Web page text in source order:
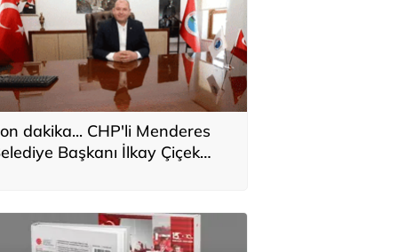
dakika... CHP'li Menderes
Başkanı İlkay Çiçek